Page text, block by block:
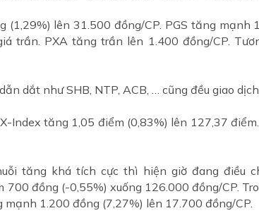
(1,29%) lên 31.500 đồng/CP. PGS tăng mạnh
trần. PXA tăng trần lên 1.400 đồng/CP.
dắt như SHB, NTP, ACB, … cũng đều giao
Index tăng 1,05 điểm (0,83%) lên 127,37
tăng khá tích cực thì hiện giờ đang điều
700 đồng (-0,55%) xuống 126.000 đồng/CP.
1.200 đồng (7,27%) lên 17.700 đồng/CP.